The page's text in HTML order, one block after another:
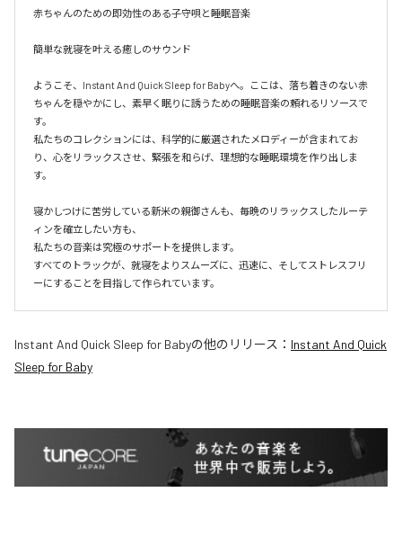
赤ちゃんのための即効性のある子守唄と睡眠音楽
簡単な就寝を叶える癒しのサウンド
ようこそ、Instant And Quick Sleep for Babyへ。ここは、落ち着きのない赤
ちゃんを穏やかにし、素早く眠りに誘うための睡眠音楽の頼れるリソースで
す。
私たちのコレクションには、科学的に厳選されたメロディーが含まれてお
り、心をリラックスさせ、緊張を和らげ、理想的な睡眠環境を作り出しま
す。
寝かしつけに苦労している新米の親御さんも、毎晩のリラックスしたルーテ
ィンを確立したい方も、
私たちの音楽は究極のサポートを提供します。
すべてのトラックが、就寝をよりスムーズに、迅速に、そしてストレスフリ
ーにすることを目指して作られています。
Instant And Quick Sleep for Babyの他のリリース： Instant And Quick
Sleep for Baby